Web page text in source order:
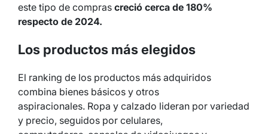
este tipo de compras creció cerca de 180%
respecto de 2024.
Los productos más elegidos
El ranking de los productos más adquiridos
combina bienes básicos y otros
aspiracionales. Ropa y calzado lideran por variedad
y precio, seguidos por celulares,